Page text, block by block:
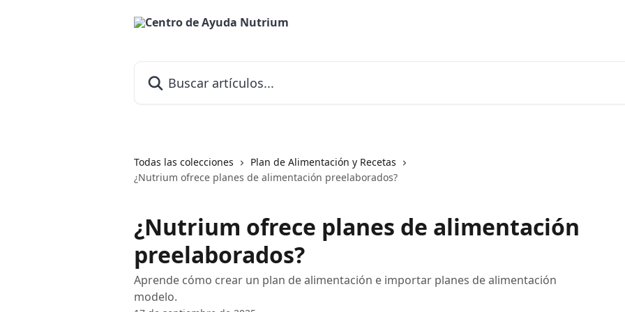
Todas las colecciones
Plan de Alimentación y Recetas
¿Nutrium ofrece planes de alimentación preelaborados?
¿Nutrium ofrece planes de alimentación
preelaborados?
Aprende cómo crear un plan de alimentación e importar planes de alimentación
modelo.